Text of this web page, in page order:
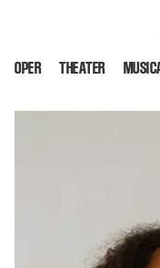
OPER THEATER